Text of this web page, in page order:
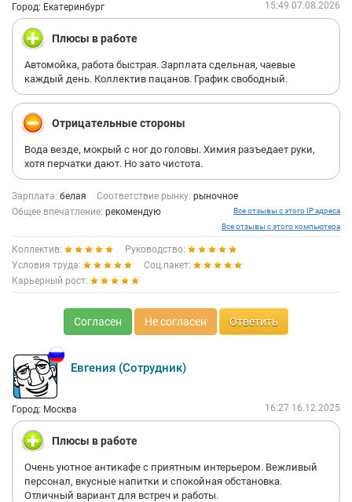
Город: Екатеринбург 15:49 07.08.2026
Плюсы в работе
Автомойка, работа быстрая. Зарплата сдельная, чаевые
каждый день. Коллектив пацанов. График свободный.
Отрицательные стороны
Вода везде, мокрый с ног до головы. Химия разъедает руки,
хотя перчатки дают. Но зато чистота.
Зарплата: белая Соответствие рынку: рыночное
Общее впечатление: рекомендую
Все отзывы с этого IP адреса
Все отзывы с этого компьютера
Коллектив:
Руководство:
Условия труда:
Соц.пакет:
Карьерный рост:
Согласен Не согласен Ответить
Евгения (Сотрудник)
Город: Москва 16:27 16.12.2025
Плюсы в работе
Очень уютное антикафе с приятным интерьером. Вежливый
персонал, вкусные напитки и спокойная обстановка.
Отличный вариант для встреч и работы.